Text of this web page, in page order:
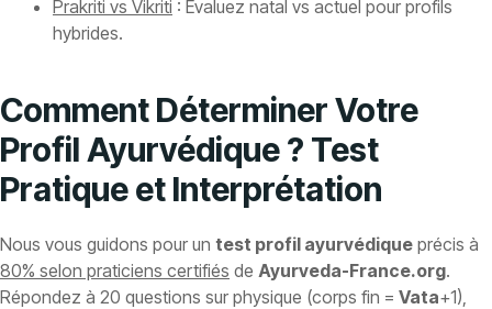
Prakriti vs Vikriti : Évaluez natal vs actuel pour profils
hybrides.
Comment Déterminer Votre
Profil Ayurvédique ? Test
Pratique et Interprétation
Nous vous guidons pour un test profil ayurvédique précis à
80% selon praticiens certifiés de Ayurveda-France.org.
Répondez à 20 questions sur physique (corps fin = Vata+1),